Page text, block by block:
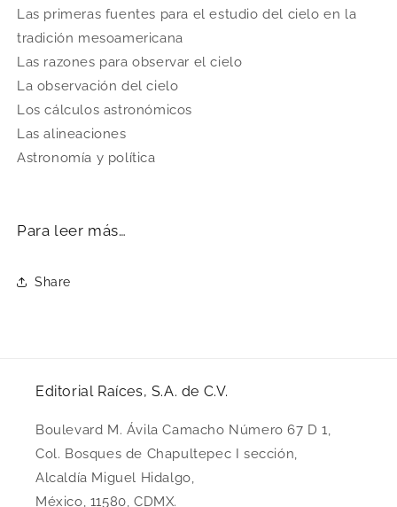
Las primeras fuentes para el estudio del cielo en la
tradición mesoamericana
Las razones para observar el cielo
La observación del cielo
Los cálculos astronómicos
Las alineaciones
Astronomía y política
Para leer más…
Share
Editorial Raíces, S.A. de C.V.
Boulevard M. Ávila Camacho Número 67 D 1,
Col. Bosques de Chapultepec I sección,
Alcaldía Miguel Hidalgo,
México, 11580, CDMX.